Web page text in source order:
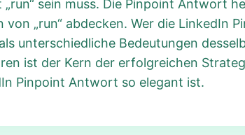
sein muss. Die Pinpoint Antwort
„run“ abdecken. Wer die LinkedIn
unterschiedliche Bedeutungen
ist der Kern der erfolgreichen
Pinpoint Antwort so elegant ist.